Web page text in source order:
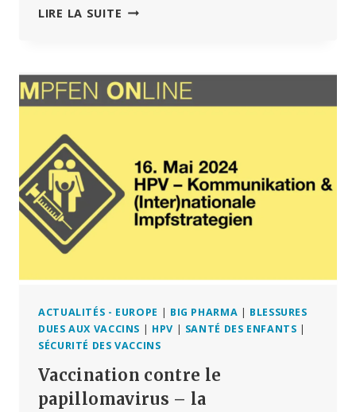
LIRE LA SUITE UN
MERCK
DE
LUI
BASES
DE
DONNÉES
SUR
LES
DU
ACTUALITÉS - EUROPE | BIG PHARMA | BLESSURES
DUES AUX VACCINS | HPV | SANTÉ DES ENFANTS |
SÉCURITÉ DES VACCINS
Vaccination contre le
papillomavirus – la